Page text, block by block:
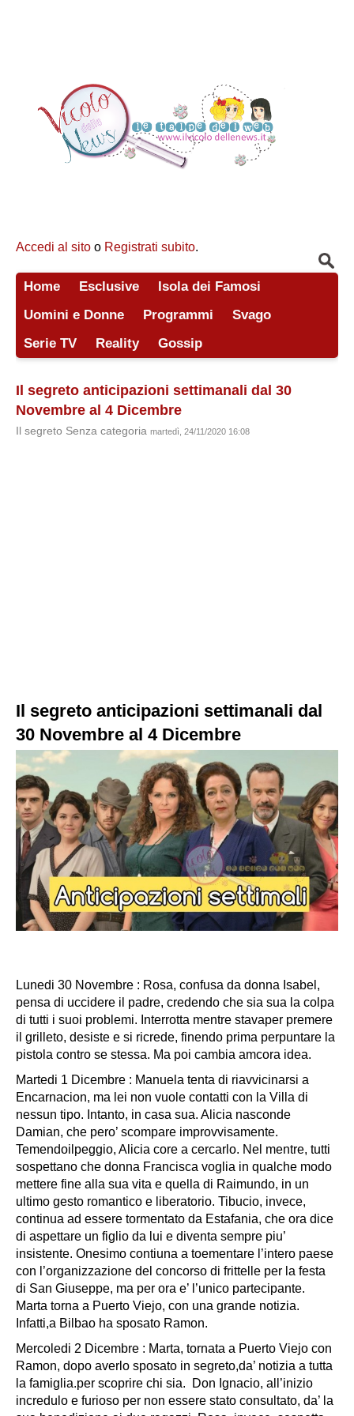
Accedi al sito o Registrati subito.
Home Esclusive
Isola dei Famosi
Uomini e Donne
Programmi
Svago
Serie TV
Reality Gossip
Il segreto anticipazioni settimanali dal 30
Novembre al 4 Dicembre
Il segreto Senza categoria martedì, 24/11/2020 16:08
Il segreto anticipazioni settimanali dal
30 Novembre al 4 Dicembre
Lunedi 30 Novembre : Rosa, confusa da donna Isabel,
pensa di uccidere il padre, credendo che sia sua la colpa
di tutti i suoi problemi. Interrotta mentre stavaper premere
il grilleto, desiste e si ricrede, finendo prima perpuntare la
pistola contro se stessa. Ma poi cambia amcora idea.
Martedi 1 Dicembre : Manuela tenta di riavvicinarsi a
Encarnacion, ma lei non vuole contatti con la Villa di
nessun tipo. Intanto, in casa sua. Alicia nasconde
Damian, che pero’ scompare improvvisamente.
Temendoilpeggio, Alicia core a cercarlo. Nel mentre, tutti
sospettano che donna Francisca voglia in qualche modo
mettere fine alla sua vita e quella di Raimundo, in un
ultimo gesto romantico e liberatorio. Tibucio, invece,
continua ad essere tormentato da Estafania, che ora dice
di aspettare un figlio da lui e diventa sempre piu’
insistente. Onesimo contiuna a toementare l’intero paese
con l’organizzazione del concorso di frittelle per la festa
di San Giuseppe, ma per ora e’ l’unico partecipante.
Marta torna a Puerto Viejo, con una grande notizia.
Infatti,a Bilbao ha sposato Ramon.
Mercoledi 2 Dicembre : Marta, tornata a Puerto Viejo con
Ramon, dopo averlo sposato in segreto,da’ notizia a tutta
la famiglia.per scoprire chi sia. Don Ignacio, all’inizio
incredulo e furioso per non essere stato consultato, da’ la